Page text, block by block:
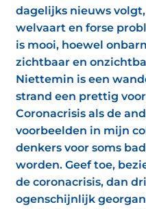
dagelijks nieuws
welvaart en forse
is mooi, hoewel
zichtbaar en
Niettemin is een
strand een prettig
Coronacrisis als de
voorbeelden in mijn
denkers voor soms
worden. Geef toe,
de coronacrisis, dan
ogenschijnlijk